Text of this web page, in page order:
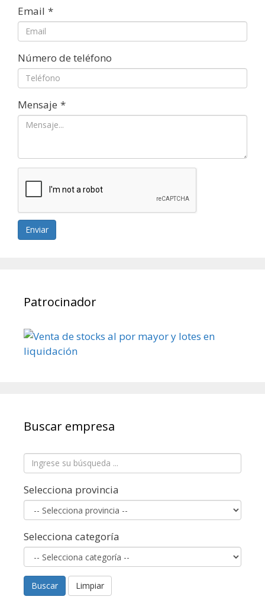
Email *
Número de teléfono
Mensaje *
Enviar
Patrocinador
Buscar empresa
Selecciona provincia
Selecciona categoría
Buscar Limpiar